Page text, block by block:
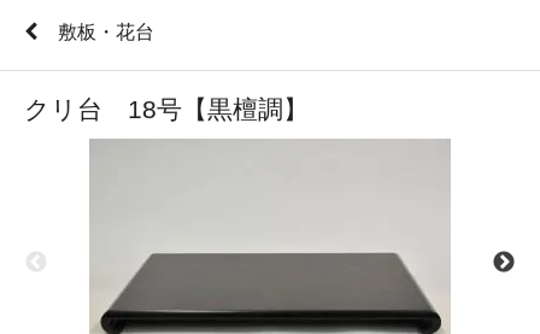
敷板・花台
クリ台 18号【黒檀調】